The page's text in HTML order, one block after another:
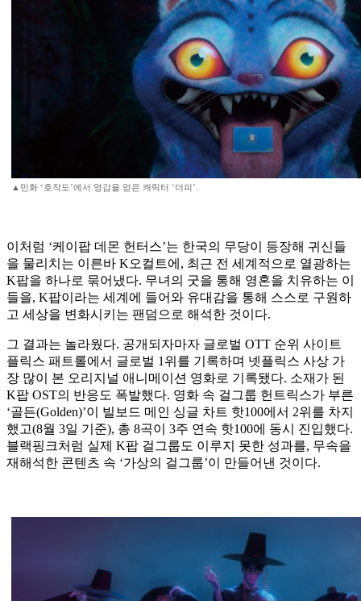
▲민화 ‘호작도’에서 영감을 얻은 캐릭터 ‘더피’.
이처럼 ‘케이팝 데몬 헌터스’는 한국의 무당이 등장해 귀신들
을 물리치는 이른바 K오컬트에, 최근 전 세계적으로 열광하는
K팝을 하나로 묶어냈다. 무녀의 굿을 통해 영혼을 치유하는 이
들을, K팝이라는 세계에 들어와 유대감을 통해 스스로 구원하
고 세상을 변화시키는 팬덤으로 해석한 것이다.
그 결과는 놀라웠다. 공개되자마자 글로벌 OTT 순위 사이트
플릭스 패트롤에서 글로벌 1위를 기록하며 넷플릭스 사상 가
장 많이 본 오리지널 애니메이션 영화로 기록됐다. 소재가 된
K팝 OST의 반응도 폭발했다. 영화 속 걸그룹 헌트릭스가 부른
‘골든(Golden)’이 빌보드 메인 싱글 차트 핫100에서 2위를 차지
했고(8월 3일 기준), 총 8곡이 3주 연속 핫100에 동시 진입했다.
블랙핑크처럼 실제 K팝 걸그룹도 이루지 못한 성과를, 무속을
재해석한 콘텐츠 속 ‘가상의 걸그룹’이 만들어낸 것이다.